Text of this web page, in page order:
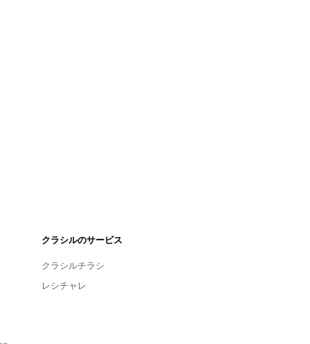
クラシルのサービス
クラシルチラシ
レシチャレ